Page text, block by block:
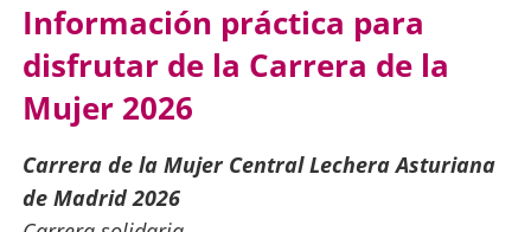
Información práctica para
disfrutar de la Carrera de la
Mujer 2026
Carrera de la Mujer Central Lechera Asturiana
de Madrid 2026